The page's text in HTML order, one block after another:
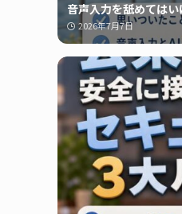
音声入力を舐めては
2026年7月7日